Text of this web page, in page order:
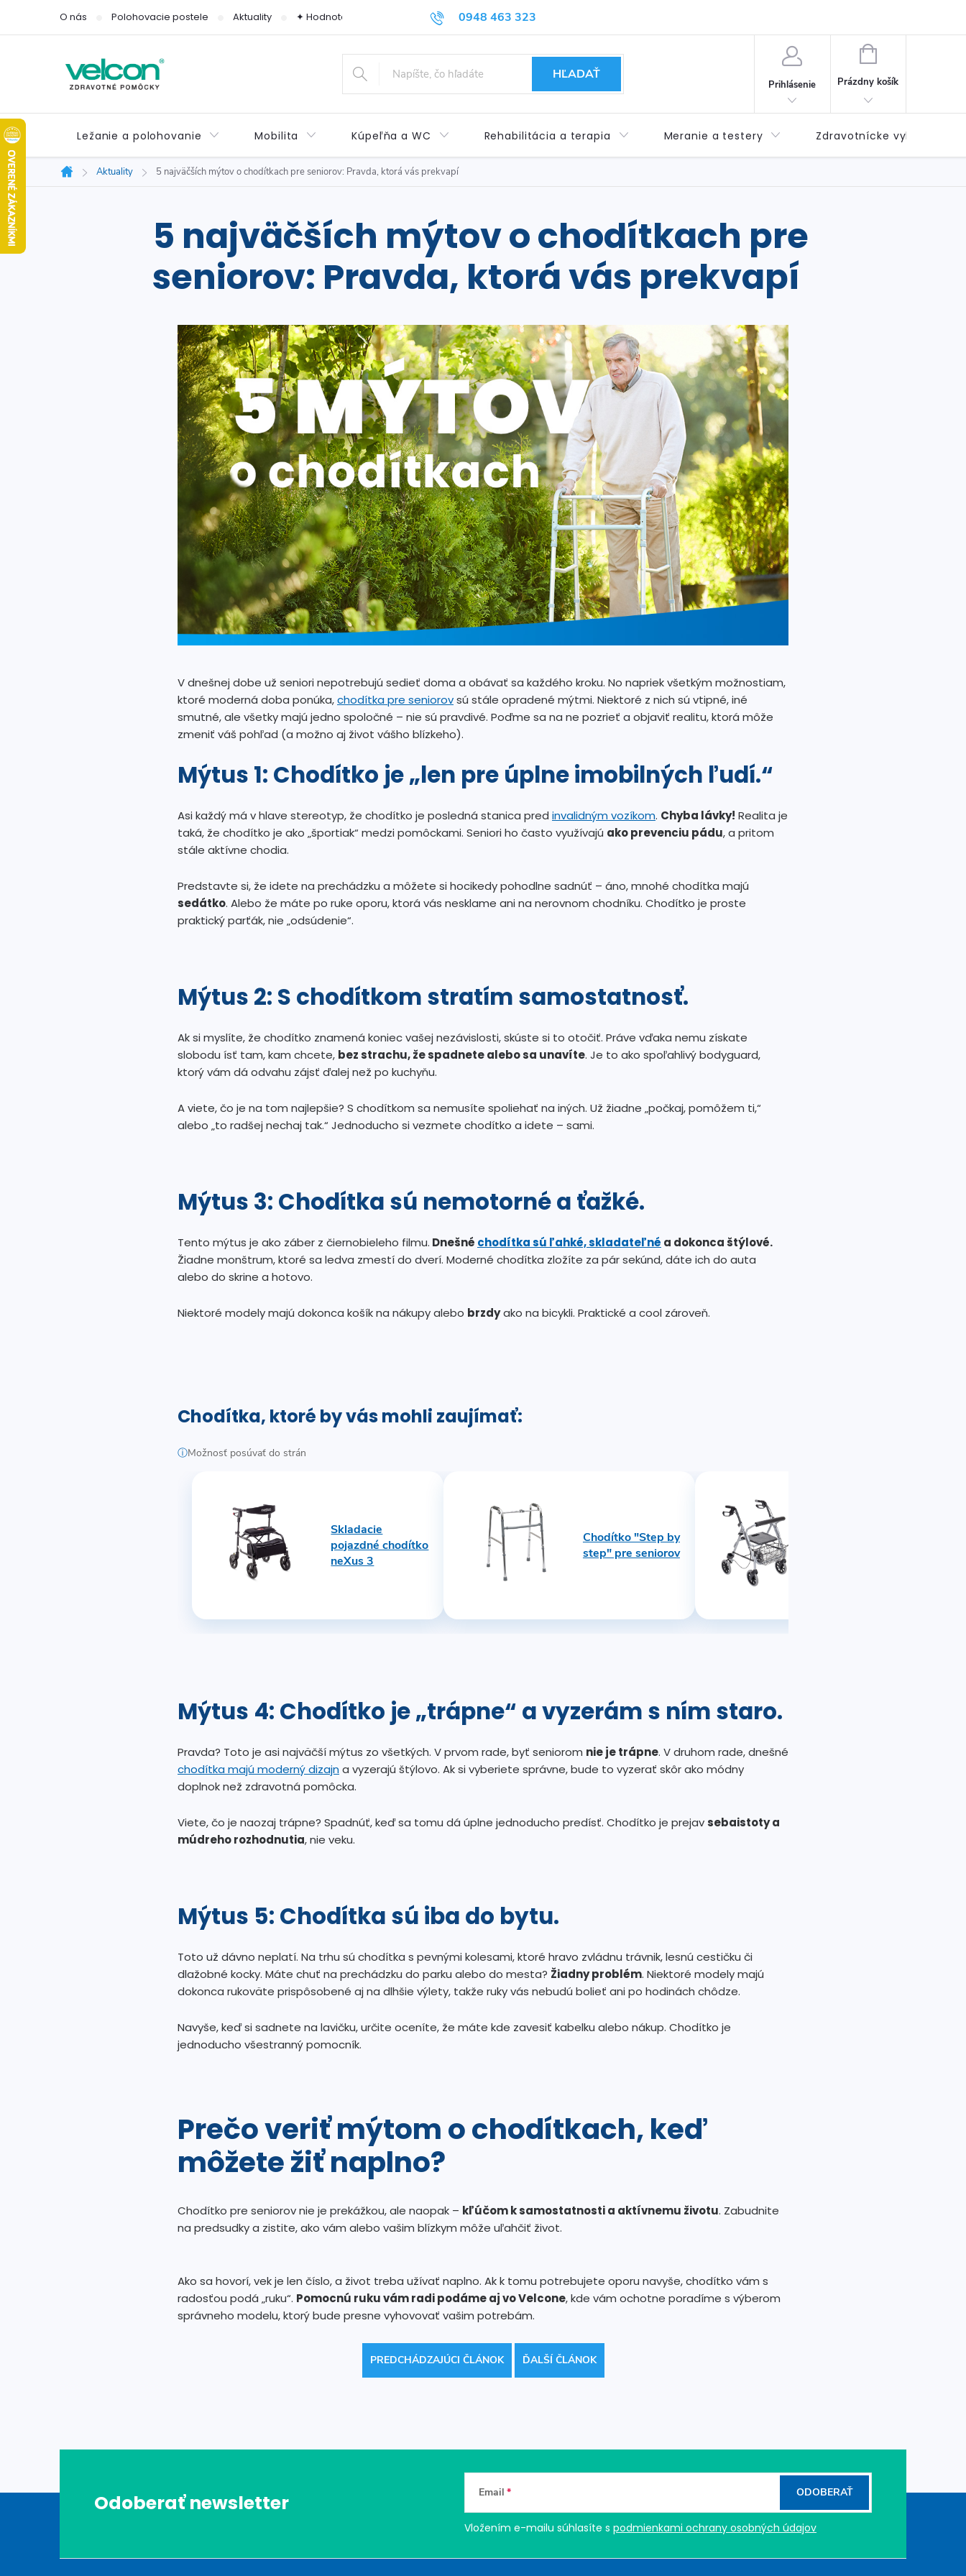
0948 463 323
O nás Polohovacie postele Aktuality ✦ Hodnotenie obchodu Príspevok pre ŤZP
HĽADAŤ
Prihlásenie
NÁKUPNÝ
KOŠÍK
Prázdny košík
Ležanie a polohovanie Mobilita Kúpeľňa a WC Rehabilitácia a terapia Meranie a testery Zdravotnícke vybavenie
Domov
Aktuality 5 najväčších mýtov o chodítkach pre seniorov: Pravda, ktorá vás prekvapí
5 najväčších mýtov o chodítkach pre
seniorov: Pravda, ktorá vás prekvapí
V dnešnej dobe už seniori nepotrebujú sedieť doma a obávať sa každého kroku. No napriek všetkým možnostiam,
ktoré moderná doba ponúka,chodítka pre seniorovsú stále opradené mýtmi. Niektoré z nich sú vtipné, iné
smutné, ale všetky majú jedno spoločné – nie sú pravdivé. Poďme sa na ne pozrieť a objaviť realitu, ktorá môže
zmeniť váš pohľad (a možno aj život vášho blízkeho).
Mýtus 1: Chodítko je „len pre úplne imobilných ľudí.“
Asi každý má v hlave stereotyp, že chodítko je posledná stanica pred invalidným vozíkom. Chyba lávky! Realita je
taká, že chodítko je ako „športiak“ medzi pomôckami. Seniori ho často využívajú ako prevenciu pádu, a pritom
stále aktívne chodia.
Predstavte si, že idete na prechádzku a môžete si hocikedy pohodlne sadnúť – áno, mnohé chodítka majú
sedátko. Alebo že máte po ruke oporu, ktorá vás nesklame ani na nerovnom chodníku. Chodítko je proste
praktický parťák, nie „odsúdenie“.
Mýtus 2: S chodítkom stratím samostatnosť.
Ak si myslíte, že chodítko znamená koniec vašej nezávislosti, skúste si to otočiť. Práve vďaka nemu získate
slobodu ísť tam, kam chcete, bez strachu, že spadnete alebo sa unavíte. Je to ako spoľahlivý bodyguard,
ktorý vám dá odvahu zájsť ďalej než po kuchyňu.
A viete, čo je na tom najlepšie? S chodítkom sa nemusíte spoliehať na iných. Už žiadne „počkaj, pomôžem ti,“
alebo „to radšej nechaj tak.“ Jednoducho si vezmete chodítko a idete – sami.
Mýtus 3: Chodítka sú nemotorné a ťažké.
Tento mýtus je ako záber z čiernobieleho filmu. Dnešné chodítka sú ľahké, skladateľné a dokonca štýlové.
Žiadne monštrum, ktoré sa ledva zmestí do dverí. Moderné chodítka zložíte za pár sekúnd, dáte ich do auta
alebo do skrine a hotovo.
Niektoré modely majú dokonca košík na nákupy alebo brzdyako na bicykli. Praktické a cool zároveň.
Chodítka, ktoré by vás mohli zaujímať:
ⓘMožnosť posúvať do strán
Skladacie
pojazdné chodítko
neXus 3
Chodítko "Step by
step" pre seniorov
Mýtus 4: Chodítko je „trápne“ a vyzerám s ním staro.
Pravda? Toto je asi najväčší mýtus zo všetkých. V prvom rade, byť seniorom nie je trápne. V druhom rade, dnešné
chodítka majú moderný dizajna vyzerajú štýlovo. Ak si vyberiete správne, bude to vyzerať skôr ako módny
doplnok než zdravotná pomôcka.
Viete, čo je naozaj trápne? Spadnúť, keď sa tomu dá úplne jednoducho predísť. Chodítko je prejavsebaistoty a
múdreho rozhodnutia, nie veku.
Mýtus 5: Chodítka sú iba do bytu.
Toto už dávno neplatí. Na trhu sú chodítka s pevnými kolesami, ktoré hravo zvládnu trávnik, lesnú cestičku či
dlažobné kocky. Máte chuť na prechádzku do parku alebo do mesta? Žiadny problém. Niektoré modely majú
dokonca rukoväte prispôsobené aj na dlhšie výlety, takže ruky vás nebudú bolieť ani po hodinách chôdze.
Navyše, keď si sadnete na lavičku, určite oceníte, že máte kde zavesiť kabelku alebo nákup. Chodítko je
jednoducho všestranný pomocník.
Prečo veriť mýtom o chodítkach, keď
môžete žiť naplno?
Chodítko pre seniorov nie je prekážkou, ale naopak – kľúčom k samostatnosti a aktívnemu životu. Zabudnite
na predsudky a zistite, ako vám alebo vašim blízkym môže uľahčiť život.
Ako sa hovorí, vek je len číslo, a život treba užívať naplno. Ak k tomu potrebujete oporu navyše, chodítko vám s
radosťou podá „ruku“. Pomocnú ruku vám radi podáme aj vo Velcone, kde vám ochotne poradíme s výberom
správneho modelu, ktorý bude presne vyhovovať vašim potrebám.
PREDCHÁDZAJÚCI ČLÁNOK ĎALŠÍ ČLÁNOK
Odoberať newsletter Email
Vložením e-mailu súhlasíte s podmienkami ochrany osobných údajov
ODOBERAŤ